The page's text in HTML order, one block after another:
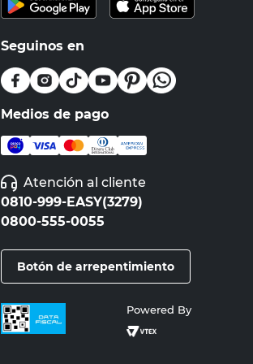
Seguinos en
Medios de pago
Atención al cliente
0810-999-EASY(3279)
0800-555-0055
Botón de arrepentimiento
Powered By